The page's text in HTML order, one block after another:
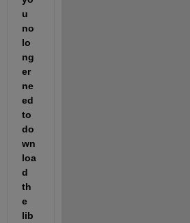
u
no
lo
ng
er
ne
ed
to
do
wn
loa
d
th
e
lib